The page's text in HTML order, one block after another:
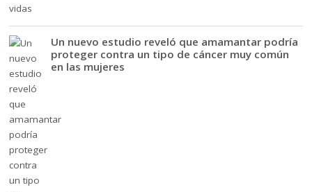
Un nuevo estudio reveló que amamantar podría
proteger contra un tipo de cáncer muy común
en las mujeres